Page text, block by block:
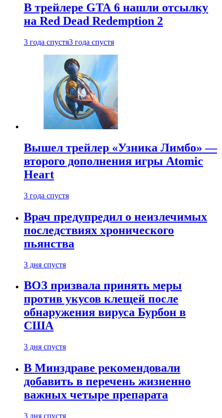
В трейлере GTA 6 нашли отсылку
на Red Dead Redemption 2
3 года спустя3 года спустя
Вышел трейлер «Узника Лимбо» —
второго дополнения игры Atomic
Heart
3 года спустя
Врач предупредил о неизлечимых
последствиях хронического
пьянства
3 дня спустя
ВОЗ призвала принять меры
против укусов клещей после
обнаружения вируса Бурбон в
США
3 дня спустя
В Минздраве рекомендовали
добавить в перечень жизненно
важных четыре препарата
3 дня спустя